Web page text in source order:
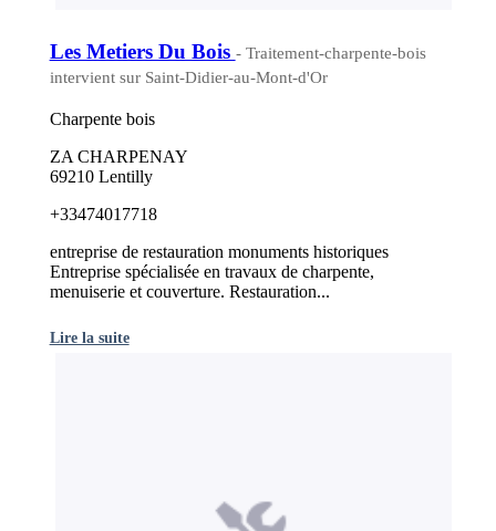
Les Metiers Du Bois - Traitement-charpente-bois
intervient sur Saint-Didier-au-Mont-d'Or
Charpente bois
ZA CHARPENAY
69210 Lentilly
+33474017718
entreprise de restauration monuments historiques
Entreprise spécialisée en travaux de charpente,
menuiserie et couverture. Restauration...
Lire la suite